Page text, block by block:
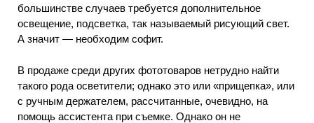
большинстве случаев требуется дополнительное
освещение, подсветка, так называемый рисующий свет.
А значит — необходим софит.
В продаже среди других фототоваров нетрудно найти
такого рода осветители; однако это или «прищепка», или
с ручным держателем, рассчитанные, очевидно, на
помощь ассистента при съемке. Однако он не